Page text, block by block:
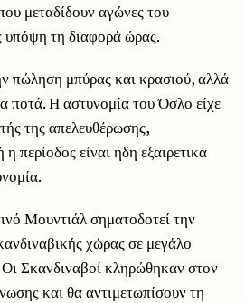
μεταδίδουν αγώνες του
τη διαφορά ώρας.
πώληση μπύρας και κρασιού, αλλά
ποτά. Η αστυνομία του Όσλο είχε
της απελευθέρωσης,
περίοδος είναι ήδη εξαιρετικά
Μουντιάλ σηματοδοτεί την
χώρας σε μεγάλο
Σκανδιναβοί κληρώθηκαν στον
και θα αντιμετωπίσουν τη